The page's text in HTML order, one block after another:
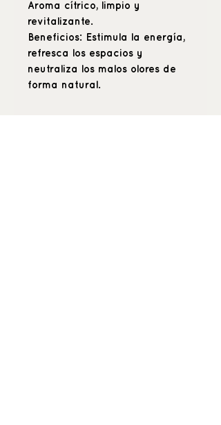
Aroma cítrico, limpio y
revitalizante.
Beneficios: Estimula la energía,
refresca los espacios y
neutraliza los malos olores de
forma natural.